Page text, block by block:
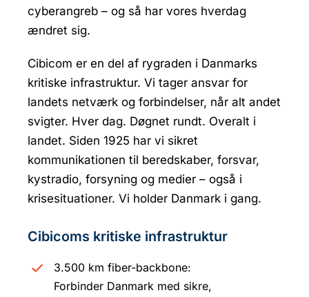
cyberangreb – og så har vores hverdag
ændret sig.
Cibicom er en del af rygraden i Danmarks
kritiske infrastruktur. Vi tager ansvar for
landets netværk og forbindelser, når alt andet
svigter. Hver dag. Døgnet rundt. Overalt i
landet. Siden 1925 har vi sikret
kommunikationen til beredskaber, forsvar,
kystradio, forsyning og medier – også i
krisesituationer. Vi holder Danmark i gang.
Cibicoms kritiske infrastruktur
3.500 km fiber-backbone:
Forbinder Danmark med sikre,